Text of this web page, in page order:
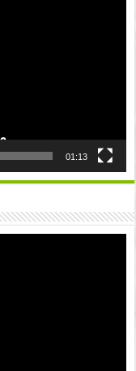
01:13